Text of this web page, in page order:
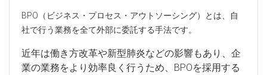
BPO（ビジネス・プロセス・アウトソーシング）とは、自
社で行う業務を全て外部に委託する手法です。
近年は働き方改革や新型肺炎などの影響もあり、企
業の業務をより効率良く行うため、BPOを採用する